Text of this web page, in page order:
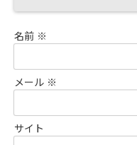
名前 ※
メール ※
サイト